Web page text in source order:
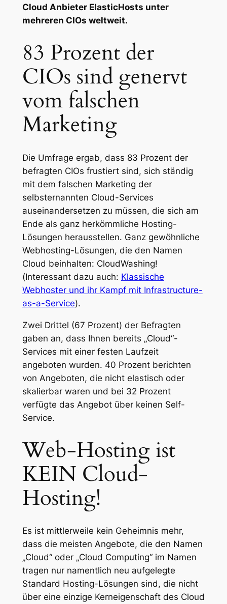
Cloud Anbieter ElasticHosts unter
mehreren CIOs weltweit.
83 Prozent der
CIOs sind genervt
vom falschen
Marketing
Die Umfrage ergab, dass 83 Prozent der
befragten CIOs frustiert sind, sich ständig
mit dem falschen Marketing der
selbsternannten Cloud-Services
auseinandersetzen zu müssen, die sich am
Ende als ganz herkömmliche Hosting-
Lösungen herausstellen. Ganz gewöhnliche
Webhosting-Lösungen, die den Namen
Cloud beinhalten: CloudWashing!
(Interessant dazu auch: Klassische
Webhoster und ihr Kampf mit Infrastructure-
as-a-Service).
Zwei Drittel (67 Prozent) der Befragten
gaben an, dass Ihnen bereits „Cloud“-
Services mit einer festen Laufzeit
angeboten wurden. 40 Prozent berichten
von Angeboten, die nicht elastisch oder
skalierbar waren und bei 32 Prozent
verfügte das Angebot über keinen Self-
Service.
Web-Hosting ist
KEIN Cloud-
Hosting!
Es ist mittlerweile kein Geheimnis mehr,
dass die meisten Angebote, die den Namen
„Cloud“ oder „Cloud Computing“ im Namen
tragen nur namentlich neu aufgelegte
Standard Hosting-Lösungen sind, die nicht
über eine einzige Kerneigenschaft des Cloud